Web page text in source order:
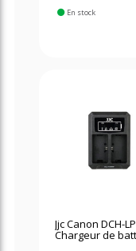
En stock
Jjc Canon DCH-
Chargeur de